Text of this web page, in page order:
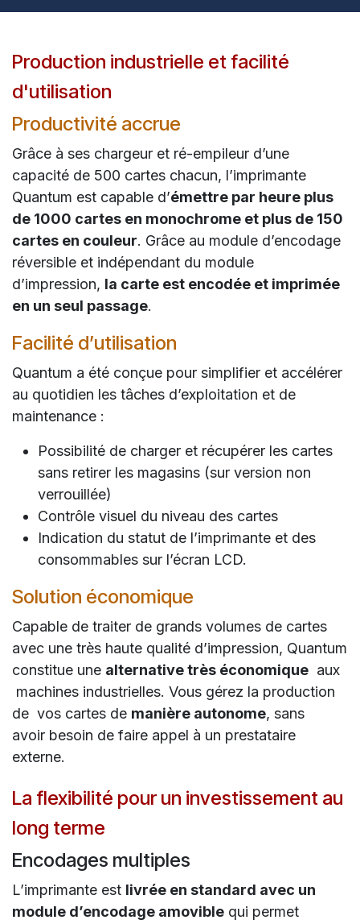
Production industrielle et facilité
d'utilisation
Productivité accrue
Grâce à ses chargeur et ré-empileur d’une
capacité de 500 cartes chacun, l’imprimante
Quantum est capable d’émettre par heure plus
de 1000 cartes en monochrome et plus de 150
cartes en couleur. Grâce au module d’encodage
réversible et indépendant du module
d’impression, la carte est encodée et imprimée
en un seul passage.
Facilité d’utilisation
Quantum a été conçue pour simplifier et accélérer
au quotidien les tâches d’exploitation et de
maintenance :
Possibilité de charger et récupérer les cartes
sans retirer les magasins (sur version non
verrouillée)
Contrôle visuel du niveau des cartes
Indication du statut de l’imprimante et des
consommables sur l’écran LCD.
Solution économique
Capable de traiter de grands volumes de cartes
avec une très haute qualité d’impression, Quantum
constitue une alternative très économique aux
machines industrielles. Vous gérez la production
de vos cartes de manière autonome, sans
avoir besoin de faire appel à un prestataire
externe.
La flexibilité pour un investissement au
long terme
Encodages multiples
L’imprimante est livrée en standard avec un
module d’encodage amovible qui permet